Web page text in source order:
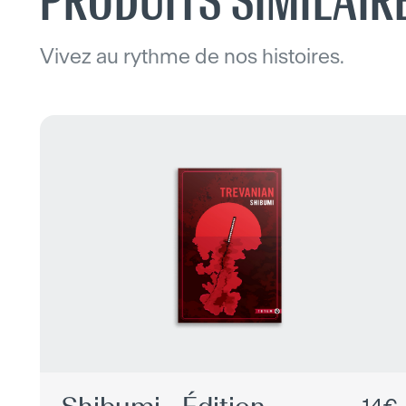
Vivez au rythme de nos histoires.